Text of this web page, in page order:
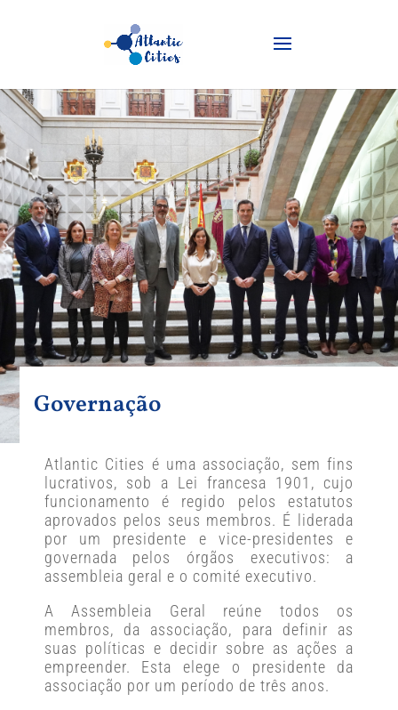
Governação
Atlantic Cities é uma associação, sem fins
lucrativos, sob a Lei francesa 1901, cujo
funcionamento é regido pelos estatutos
aprovados pelos seus membros. É liderada
por um presidente e vice-presidentes e
governada pelos órgãos executivos: a
assembleia geral e o comité executivo.
A Assembleia Geral reúne todos os
membros, da associação, para definir as
suas políticas e decidir sobre as ações a
empreender. Esta elege o presidente da
associação por um período de três anos.